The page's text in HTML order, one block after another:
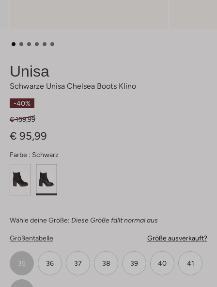
Unisa
Schwarze Unisa Chelsea Boots Klino
-40%
€ 159,99
€ 95,99
Farbe : Schwarz
Wähle deine Größe: Diese Größe fällt normal aus
Größentabelle Größe ausverkauft?
35 36 37 38 39 40 41